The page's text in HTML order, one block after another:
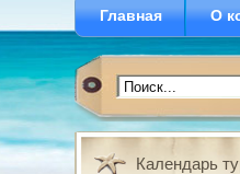
Главная О
Календарь